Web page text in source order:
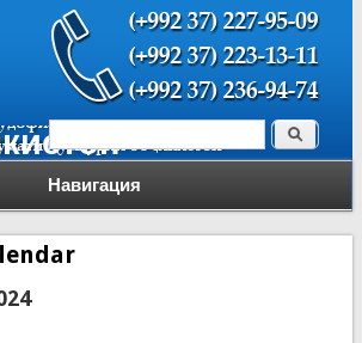
Навигация
Форма поиска Поиск